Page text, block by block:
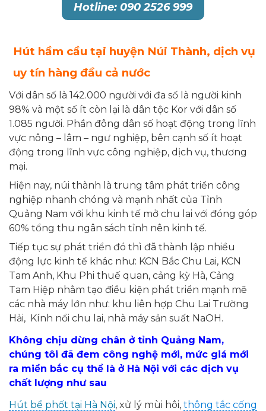
Hotline: 090 2526 999
Hút hầm cầu tại huyện Núi Thành, dịch vụ
uy tín hàng đầu cả nước
Với dân số là 142.000 người với đa số là người kinh
98% và một số ít còn lại là dân tộc Kor với dân số
1.085 người. Phần đông dân số hoạt động trong lĩnh
vực nông – lâm – ngư nghiệp, bên cạnh số ít hoạt
động trong lĩnh vực công nghiệp, dịch vụ, thương
mại.
Hiện nay, núi thành là trung tâm phát triển công
nghiệp nhanh chóng và mạnh nhất của Tỉnh
Quảng Nam với khu kinh tế mở chu lai với đóng góp
60% tổng thu ngân sách tỉnh nên kinh tế.
Tiếp tục sự phát triển đó thì đã thành lập nhiều
động lực kinh tế khác như: KCN Bắc Chu Lai, KCN
Tam Anh, Khu Phi thuế quan, cảng kỳ Hà, Cảng
Tam Hiệp nhằm tạo điều kiện phát triển mạnh mẽ
các nhà máy lớn như: khu liên hợp Chu Lai Trường
Hải, Kính nổi chu lai, nhà máy sản suất NaOH.
Không chịu dừng chân ở tỉnh Quảng Nam,
chúng tôi đã đem công nghệ mới, mức giá mới
ra miền bắc cụ thể là ở Hà Nội với các dịch vụ
chất lượng như sau
Hút bể phốt tại Hà Nội, xử lý mùi hôi, thông tắc cống